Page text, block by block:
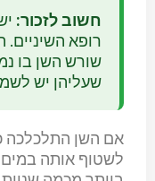
חשוב לזכור:
רופא
שורש השן בו
שעליהן יש
אם השן התלכלכה
לשטוף אותה